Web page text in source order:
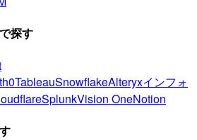
探す
TableauSnowflakeAlteryxインフォ
SplunkVision OneNotion